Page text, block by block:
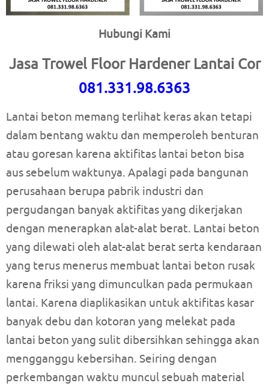
Hubungi Kami
Jasa Trowel Floor Hardener Lantai Cor
081.331.98.6363
Lantai beton memang terlihat keras akan tetapi
dalam bentang waktu dan memperoleh benturan
atau goresan karena aktifitas lantai beton bisa
aus sebelum waktunya. Apalagi pada bangunan
perusahaan berupa pabrik industri dan
pergudangan banyak aktifitas yang dikerjakan
dengan menerapkan alat-alat berat. Lantai beton
yang dilewati oleh alat-alat berat serta kendaraan
yang terus menerus membuat lantai beton rusak
karena friksi yang dimunculkan pada permukaan
lantai. Karena diaplikasikan untuk aktifitas kasar
banyak debu dan kotoran yang melekat pada
lantai beton yang sulit dibersihkan sehingga akan
mengganggu kebersihan. Seiring dengan
perkembangan waktu muncul sebuah material